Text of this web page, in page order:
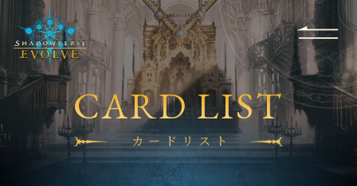
Q&A
EVENT SHOPS
FOR
BEGINNERS
APPLICATION
CONTACT
CARD LIST
カードリスト